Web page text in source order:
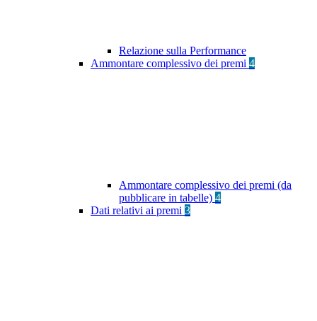
Relazione sulla Performance
Ammontare complessivo dei premi 4
Ammontare complessivo dei premi (da
pubblicare in tabelle) 4
Dati relativi ai premi 3